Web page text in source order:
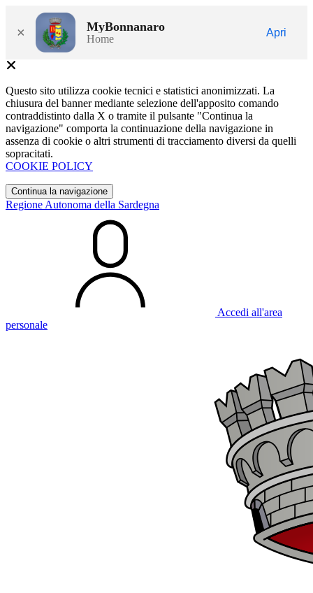
× MyBonnanaro
Home
Apri
Questo sito utilizza cookie tecnici e statistici anonimizzati. La
chiusura del banner mediante selezione dell'apposito comando
contraddistinto dalla X o tramite il pulsante "Continua la
navigazione" comporta la continuazione della navigazione in
assenza di cookie o altri strumenti di tracciamento diversi da quelli
sopracitati.
COOKIE POLICY
Continua la navigazione
Regione Autonoma della Sardegna
Accedi all'area
personale